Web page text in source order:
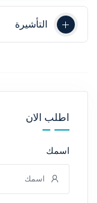
التأشيرة
اطلب الان
اسمك